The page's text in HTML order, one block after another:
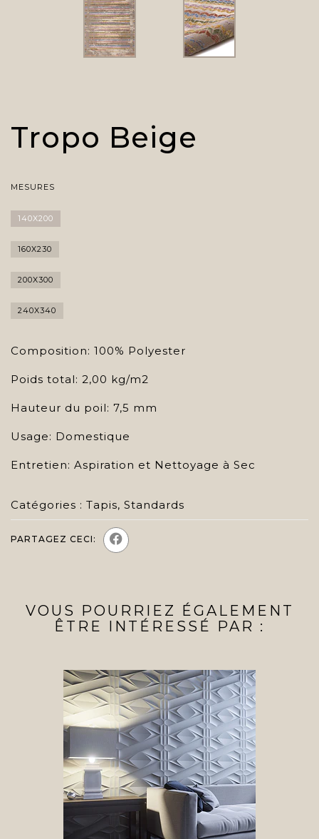
Tropo Beige
MESURES
140X200
160X230
200X300
240X340
Composition: 100% Polyester
Poids total: 2,00 kg/m2
Hauteur du poil: 7,5 mm
Usage: Domestique
Entretien: Aspiration et Nettoyage à Sec
Catégories : Tapis, Standards
PARTAGEZ CECI:
VOUS POURRIEZ ÉGALEMENT
ÊTRE INTÉRESSÉ PAR :